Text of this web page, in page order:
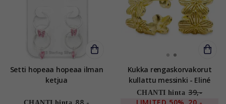
Setti hopeaa hopeaa ilman
ketjua
88,-
Kukka rengaskorvakorut
kullattu messinki - Eliné
CHANTI hinta 39,-
LIMITED 50% 20,-